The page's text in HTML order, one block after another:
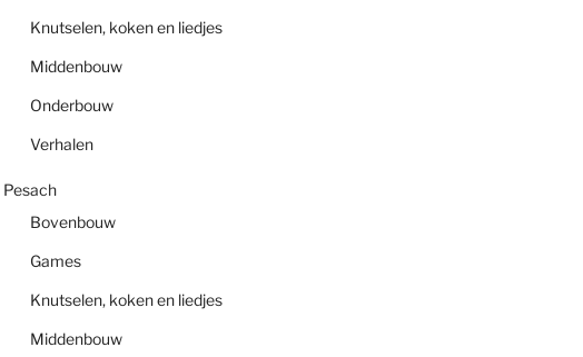
Knutselen, koken en liedjes
Middenbouw
Onderbouw
Verhalen
Pesach
Bovenbouw
Games
Knutselen, koken en liedjes
Middenbouw